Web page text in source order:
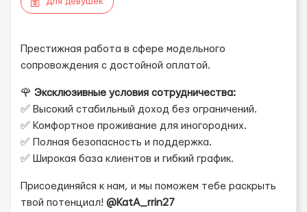
Престижная работа в сфере модельного
сопровождения с достойной оплатой.
🌹 Эксклюзивные условия сотрудничества:
✅ Высокий стабильный доход без ограничений.
✅ Комфортное проживание для иногородних.
✅ Полная безопасность и поддержка.
✅ Широкая база клиентов и гибкий график.
Присоединяйся к нам, и мы поможем тебе раскрыть
твой потенциал! @KatA_rrin27